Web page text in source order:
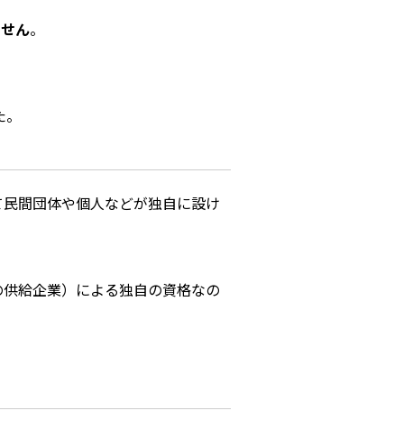
ん。
間団体や個人などが独自に設け
給企業）による独自の資格なの